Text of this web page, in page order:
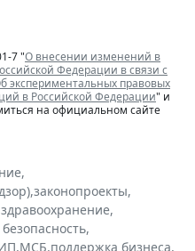
7 "О внесении изменений в
Федерации в связи с
экспериментальных правовых
в Российской Федерации" и
на официальном сайте
,
,законопроекты,
здравоохранение,
,
,МСБ,поддержка бизнеса,